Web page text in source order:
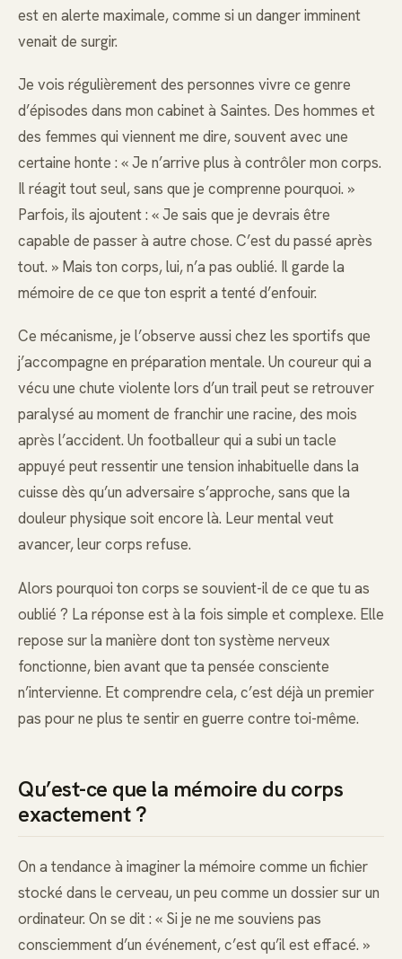
est en alerte maximale, comme si un danger imminent
venait de surgir.
Je vois régulièrement des personnes vivre ce genre
d’épisodes dans mon cabinet à Saintes. Des hommes et
des femmes qui viennent me dire, souvent avec une
certaine honte : « Je n’arrive plus à contrôler mon corps.
Il réagit tout seul, sans que je comprenne pourquoi. »
Parfois, ils ajoutent : « Je sais que je devrais être
capable de passer à autre chose. C’est du passé après
tout. » Mais ton corps, lui, n’a pas oublié. Il garde la
mémoire de ce que ton esprit a tenté d’enfouir.
Ce mécanisme, je l’observe aussi chez les sportifs que
j’accompagne en préparation mentale. Un coureur qui a
vécu une chute violente lors d’un trail peut se retrouver
paralysé au moment de franchir une racine, des mois
après l’accident. Un footballeur qui a subi un tacle
appuyé peut ressentir une tension inhabituelle dans la
cuisse dès qu’un adversaire s’approche, sans que la
douleur physique soit encore là. Leur mental veut
avancer, leur corps refuse.
Alors pourquoi ton corps se souvient-il de ce que tu as
oublié ? La réponse est à la fois simple et complexe. Elle
repose sur la manière dont ton système nerveux
fonctionne, bien avant que ta pensée consciente
n’intervienne. Et comprendre cela, c’est déjà un premier
pas pour ne plus te sentir en guerre contre toi-même.
Qu’est-ce que la mémoire du corps
exactement ?
On a tendance à imaginer la mémoire comme un fichier
stocké dans le cerveau, un peu comme un dossier sur un
ordinateur. On se dit : « Si je ne me souviens pas
consciemment d’un événement, c’est qu’il est effacé. »